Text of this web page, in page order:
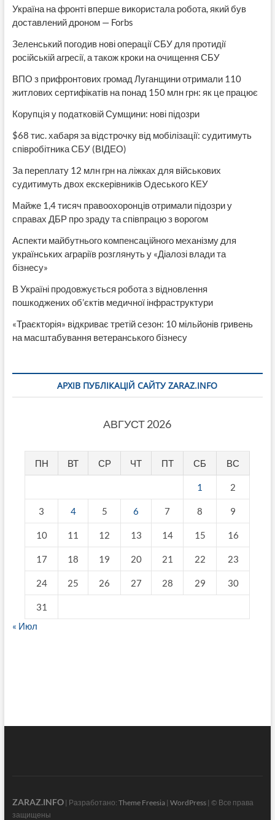
Україна на фронті вперше використала робота, який був
доставлений дроном — Forbs
Зеленський погодив нові операції СБУ для протидії
російській агресії, а також кроки на очищення СБУ
ВПО з прифронтових громад Луганщини отримали 110
житлових сертифікатів на понад 150 млн грн: як це працює
Корупція у податковій Сумщини: нові підозри
$68 тис. хабаря за відстрочку від мобілізації: судитимуть
співробітника СБУ (ВІДЕО)
За переплату 12 млн грн на ліжках для військових
судитимуть двох екскерівників Одеського КЕУ
Майже 1,4 тисяч правоохоронців отримали підозри у
справах ДБР про зраду та співпрацю з ворогом
Аспекти майбутнього компенсаційного механізму для
українських аграріїв розглянуть у «Діалозі влади та
бізнесу»
В Україні продовжується робота з відновлення
пошкоджених об’єктів медичної інфраструктури
«Траєкторія» відкриває третій сезон: 10 мільйонів гривень
на масштабування ветеранського бізнесу
АРХІВ ПУБЛІКАЦІЙ САЙТУ ZARAZ.INFO
АВГУСТ 2026
ПН ВТ СР ЧТ ПТ СБ ВС
1 2
3 4 5 6 7 8 9
10 11 12 13 14 15 16
17 18 19 20 21 22 23
24 25 26 27 28 29 30
31
« Июл
ZARAZ.INFO| Разработано: Theme Freesia| WordPress| © Все права
защищены